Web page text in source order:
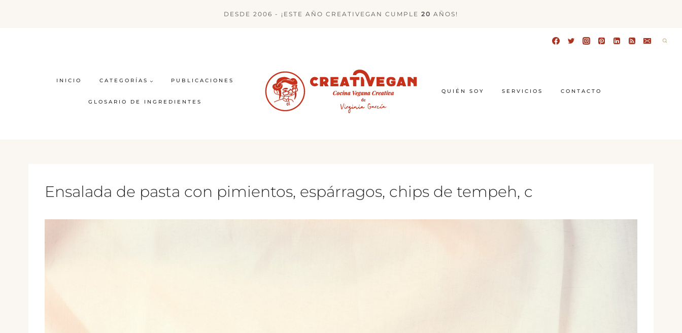
DESDE 2006 - ¡ESTE AÑO CREATIVEGAN CUMPLE 20 AÑOS!
INICIO CATEGORÍAS PUBLICACIONES
GLOSARIO DE INGREDIENTES
QUIÉN SOY SERVICIOS CONTACTO
Ensalada de pasta con pimientos, espárragos, chips de tempeh, c